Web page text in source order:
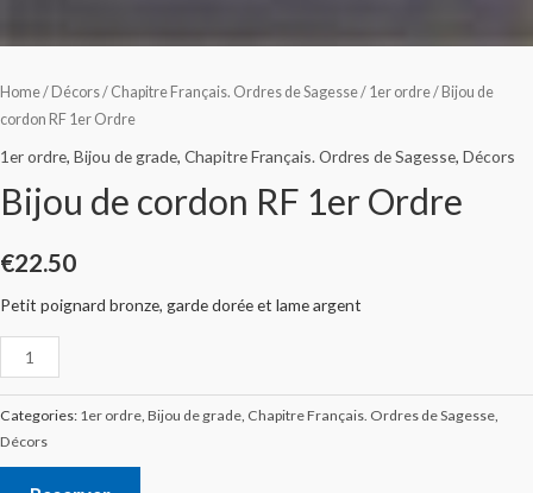
Home/ Décors/ Chapitre Français. Ordres de Sagesse/ 1er ordre/ Bijou de
cordon RF 1er Ordre
1er ordre, Bijou de grade, Chapitre Français. Ordres de Sagesse, Décors
Bijou de cordon RF 1er Ordre
€22.50
Petit poignard bronze, garde dorée et lame argent
Categories: 1er ordre Bijou de grade Chapitre Français. Ordres de Sagesse
Décors